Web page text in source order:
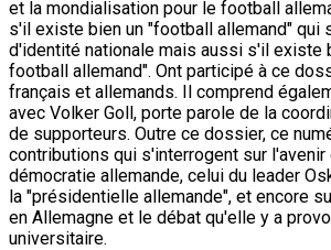
et la mondialisation pour le football
s'il existe bien un "football allemand" qui
d'identité nationale mais aussi s'il existe
football allemand". Ont participé à ce
français et allemands. Il comprend
avec Volker Goll, porte parole de la
de supporteurs. Outre ce dossier, ce
contributions qui s'interrogent sur
démocratie allemande, celui du leader
la "présidentielle allemande", et encore
en Allemagne et le débat qu'elle y a
universitaire.